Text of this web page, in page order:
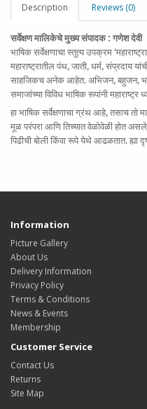
Description Reviews (0)
सर्वेक्षण मालिकेचे मुख्य संपादक : गणेश देवी
भाषिक सर्वेक्षणाचा स्तुत्य उपक्रम
महाराष्ट्रातील पंथ, जाती, धर्म, संप्रदाय
साहजिकच अनेक आहेत. अभिजन, बहुजन,
समाजांच्या विविध भाषिक रूपांनी महाराष्ट्र
हा भाषिक सर्वेक्षणाचा ग्रंथ आहे, तसाच
मूळ परंपरा आणि तिच्यात वेळोवेळी होत
पिढीची बोली किंवा रूपे येथे आढळतात. ह्या
Information
Picture Gallery
About Us
Delivery Information
Privacy Policy
Terms & Conditions
News & Events
Membership
Customer Service
Contact Us
Returns
Site Map